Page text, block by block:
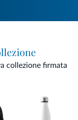
collezione firmata